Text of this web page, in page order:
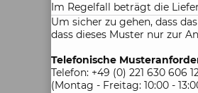
Im Regelfall beträgt die
Um sicher zu gehen, dass
dass dieses Muster nur zur
Telefonische
Telefon: +49 (0) 221 630 606
(Montag - Freitag: 10:00 -